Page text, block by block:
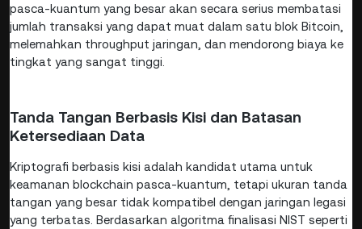
pasca-kuantum yang besar akan secara serius membatasi
jumlah transaksi yang dapat muat dalam satu blok Bitcoin,
melemahkan throughput jaringan, dan mendorong biaya ke
tingkat yang sangat tinggi.
Tanda Tangan Berbasis Kisi dan Batasan
Ketersediaan Data
Kriptografi berbasis kisi adalah kandidat utama untuk
keamanan blockchain pasca-kuantum, tetapi ukuran tanda
tangan yang besar tidak kompatibel dengan jaringan legasi
yang terbatas. Berdasarkan algoritma finalisasi NIST seperti